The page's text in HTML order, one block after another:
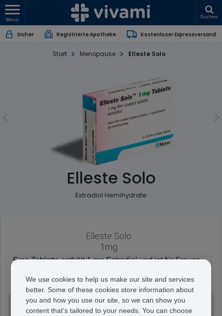
Menü
Suchen
Sicher Registrierte Apotheke Kostenloser Expressversand
Start Menopause Elleste Solo
Elleste Solo
Estradiol Hemihydrate
Elleste Solo
1mg
Eine Tablette enthält 1 mg Estradiol und ist für Frauen
entfernen lassen.
3 Monate - 73,95 €
We use cookies to help us make our site and services
better. Some of these cookies store information about
you and how you use our site, so we can show you
content that’s tailored to your needs. You can choose